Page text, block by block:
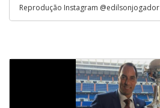
Reprodução Instagram @edilsonjogador